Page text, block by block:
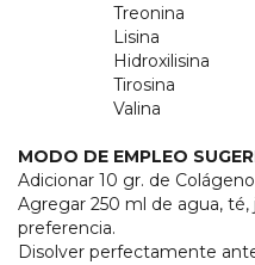
Treonina
Lisina
Hidroxilisina
Tirosina
Valina
MODO DE EMPLEO
Adicionar 10 gr. de
Agregar 250 ml de agua,
preferencia.
Disolver perfectamente